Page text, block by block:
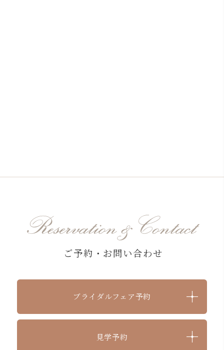
ご予約・お問い合わせ
ブライダルフェア予約
見学予約